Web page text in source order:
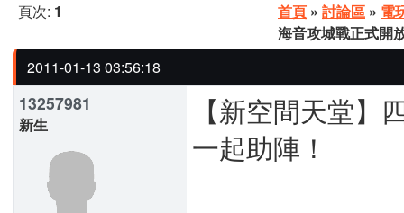
頁次: 1 首頁 » 討論區 » 電
海音攻城戰正式開
2011-01-13 03:56:18
13257981
新生
【新空間天堂
一起助陣！